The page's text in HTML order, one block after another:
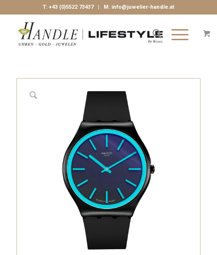
T: +43 (0)5522 73437| M: info@juwelier-handle.at